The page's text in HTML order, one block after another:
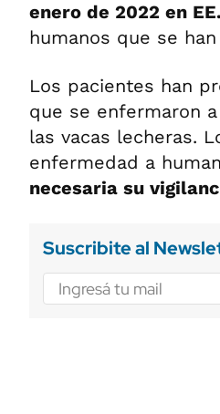
enero de 2022 en
humanos que se
Los pacientes han
que se enfermaron
las vacas lecheras.
enfermedad a
necesaria su
Suscribite al